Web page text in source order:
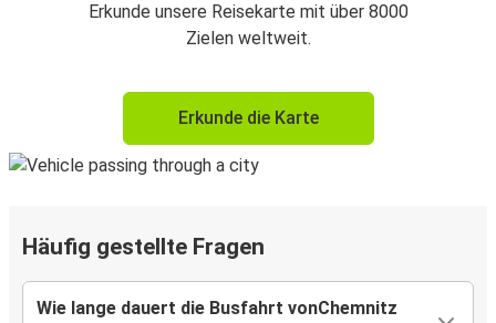
Erkunde unsere Reisekarte mit über 8000
Zielen weltweit.
Erkunde die Karte
Häufig gestellte Fragen
Wie lange dauert die Busfahrt vonChemnitz